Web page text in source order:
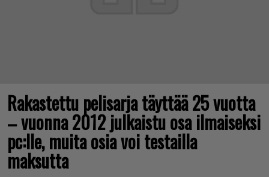
Rakastettu pelisarja täyttää 25 vuotta
– vuonna 2012 julkaistu osa ilmaiseksi
pc:lle, muita osia voi testailla
maksutta